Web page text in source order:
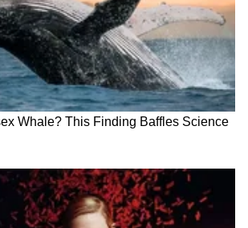
आर्टिफिशियल झाडं आणि दगडांचा वापर
करू शकता. यात जास्त खर्चही
बागेचा लुक एकदम वेगळा दिसेल.